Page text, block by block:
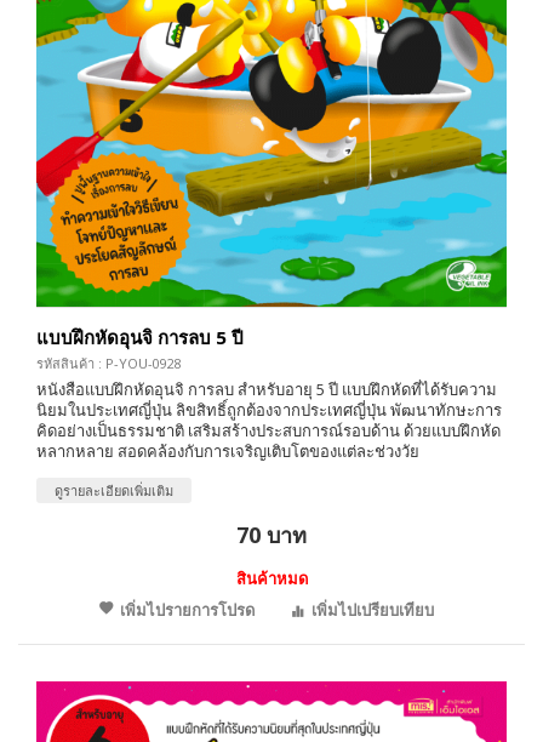
แบบฝึกหัดอุนจิ การลบ 5 ปี
รหัสสินค้า : P-YOU-0928
หนังสือแบบฝึกหัดอุนจิ การลบ สำหรับอายุ 5 ปี แบบฝึกหัดที่ได้รับความ
นิยมในประเทศญี่ปุ่น ลิขสิทธิ์ถูกต้องจากประเทศญี่ปุ่น พัฒนาทักษะการ
คิดอย่างเป็นธรรมชาติ เสริมสร้างประสบการณ์รอบด้าน ด้วยแบบฝึกหัด
หลากหลาย สอดคล้องกับการเจริญเติบโตของแต่ละช่วงวัย
ดูรายละเอียดเพิ่มเติม
70 บาท
สินค้าหมด
เพิ่มไปรายการโปรด
เพิ่มไปเปรียบเทียบ